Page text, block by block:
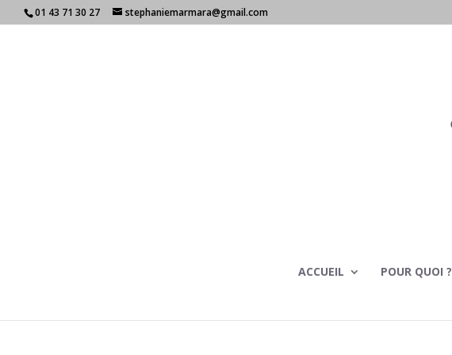
01 43 71 30 27 stephaniemarmara@gmail.com
ACCUEIL POUR QUOI ?